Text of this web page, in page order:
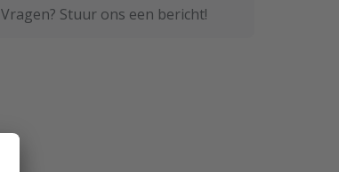
Vragen? Stuur ons een bericht!